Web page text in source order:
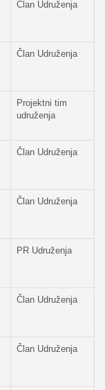
Član Udruženja
Član Udruženja
Projektni tim
udruženja
Član Udruženja
Član Udruženja
PR Udruženja
Član Udruženja
Član Udruženja